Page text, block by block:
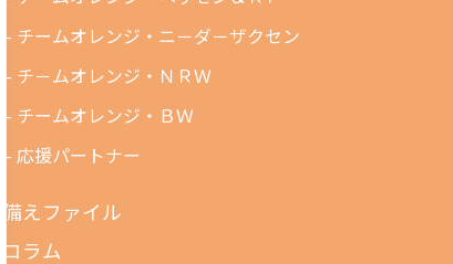
チームオレンジ・ニ－ダ－ザクセン
チ－ムオレンジ・ＮＲＷ
チームオレンジ・ＢＷ
応援パートナー
備えファイル
コラム